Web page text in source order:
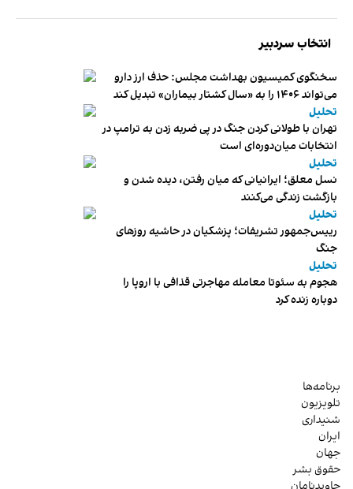
انتخاب سردبیر
سخنگوی کمیسیون بهداشت مجلس: حذف ارز دارو
می‌تواند ۱۴۰۶ را به «سال کشتار بیماران» تبدیل کند
تحلیل
تهران با طولانی کردن جنگ در پی ضربه زدن به ترامپ در
انتخابات میان‌دوره‌ای است
تحلیل
نسل معلق؛ ایرانیانی که میان رفتن، دیده شدن و
بازگشت زندگی می‌کنند
تحلیل
رییس‌جمهور تشریفات؛ پزشکیان در حاشیه روزهای
جنگ
تحلیل
هجوم به سئوتا معامله مهاجرتی قذافی با اروپا را
دوباره زنده کرد
برنامه‌ها
تلویزیون
شنیداری
ایران
جهان
حقوق بشر